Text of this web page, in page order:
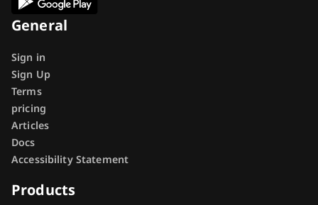
General
Sign in
Sign Up
Terms
pricing
Articles
Docs
Accessibility Statement
Products